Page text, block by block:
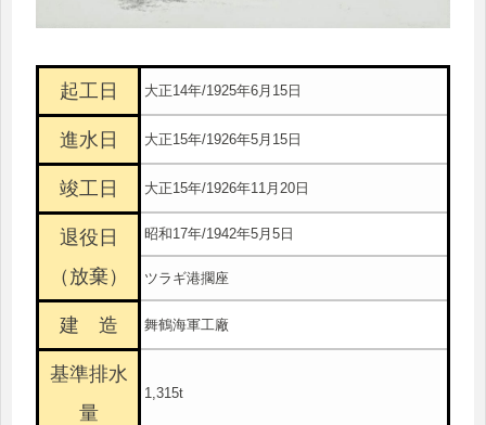
起工日 大正14年/1925年6月15日
進水日 大正15年/1926年5月15日
竣工日 大正15年/1926年11月20日
退役日
（放棄）
昭和17年/1942年5月5日
ツラギ港擱座
建 造 舞鶴海軍工廠
基準排水
量
1,315t